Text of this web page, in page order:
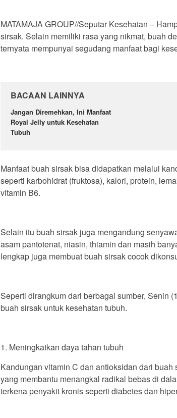
MATAMAJA GROUP//Seputar Kesehatan –
sirsak. Selain memiliki rasa yang nikmat, buah
ternyata mempunyai segudang manfaat bagi
BACAAN LAINNYA
Jangan Diremehkan, Ini Manfaat
Royal Jelly untuk Kesehatan
Tubuh
Manfaat buah sirsak bisa didapatkan melalui
seperti karbohidrat (fruktosa), kalori, protein,
vitamin B6.
Selain itu buah sirsak juga mengandung
asam pantotenat, niasin, thiamin dan masih
lengkap juga membuat buah sirsak cocok
Seperti dirangkum dari berbagai sumber, Senin
buah sirsak untuk kesehatan tubuh.
1. Meningkatkan daya tahan tubuh
Kandungan vitamin C dan antioksidan dari
yang membantu menangkal radikal bebas di
terkena penyakit kronis seperti diabetes dan